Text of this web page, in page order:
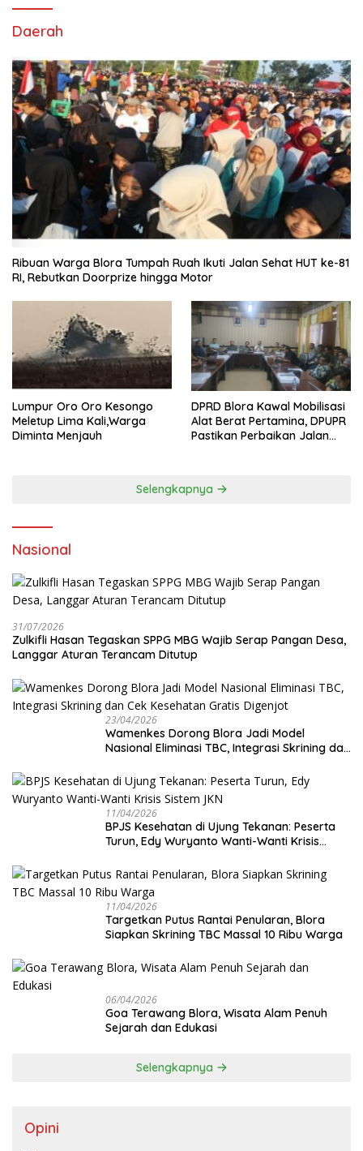
Daerah
Ribuan Warga Blora Tumpah Ruah Ikuti Jalan Sehat HUT ke-81
RI, Rebutkan Doorprize hingga Motor
Lumpur Oro Oro Kesongo
Meletup Lima Kali,Warga
Diminta Menjauh
DPRD Blora Kawal Mobilisasi
Alat Berat Pertamina, DPUPR
Pastikan Perbaikan Jalan
Selengkapnya
Nasional
31/07/2026
Zulkifli Hasan Tegaskan SPPG MBG Wajib Serap Pangan Desa,
Langgar Aturan Terancam Ditutup
23/04/2026
Wamenkes Dorong Blora Jadi Model
Nasional Eliminasi TBC, Integrasi Skrining dan
11/04/2026
BPJS Kesehatan di Ujung Tekanan: Peserta
Turun, Edy Wuryanto Wanti-Wanti Krisis
11/04/2026
‎Targetkan Putus Rantai Penularan, Blora
Siapkan Skrining TBC Massal 10 Ribu Warga
06/04/2026
Goa Terawang Blora, Wisata Alam Penuh
Sejarah dan Edukasi
Selengkapnya
Opini